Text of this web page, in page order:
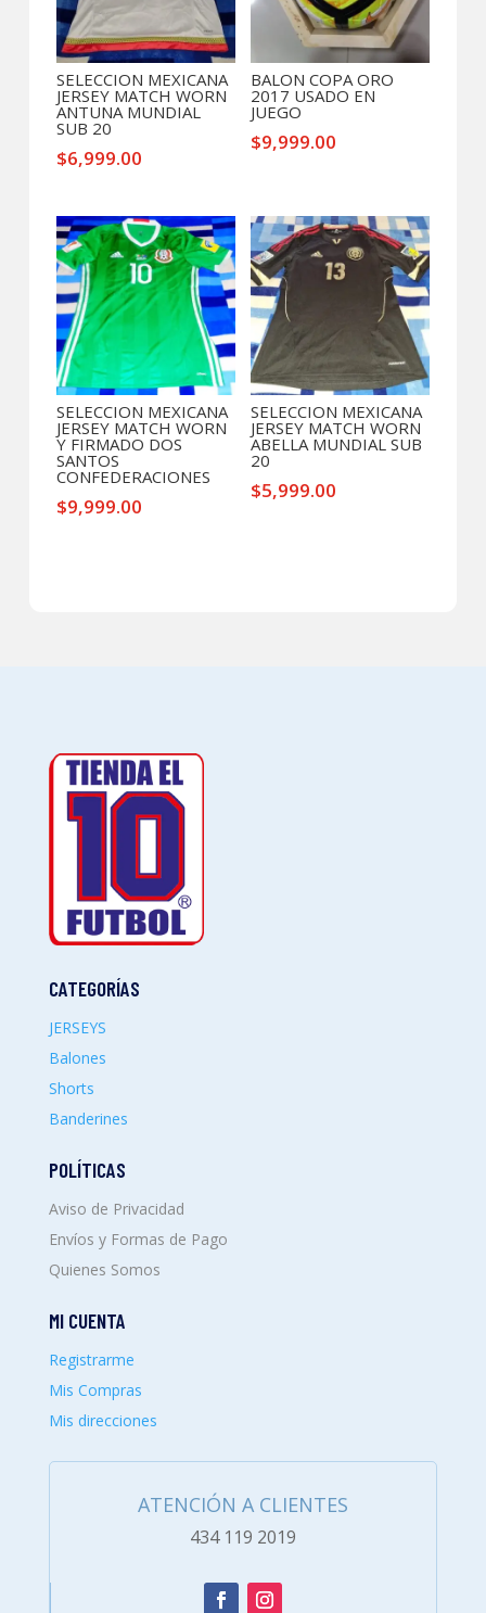
SELECCION MEXICANA
JERSEY MATCH WORN
ANTUNA MUNDIAL
SUB 20
$6,999.00
BALON COPA ORO
2017 USADO EN
JUEGO
$9,999.00
SELECCION MEXICANA
JERSEY MATCH WORN
Y FIRMADO DOS
SANTOS
CONFEDERACIONES
$9,999.00
SELECCION MEXICANA
JERSEY MATCH WORN
ABELLA MUNDIAL SUB
20
$5,999.00
CATEGORÍAS
JERSEYS
Balones
Shorts
Banderines
POLÍTICAS
Aviso de Privacidad
Envíos y Formas de Pago
Quienes Somos
MI CUENTA
Registrarme
Mis Compras
Mis direcciones
ATENCIÓN A CLIENTES
434 119 2019